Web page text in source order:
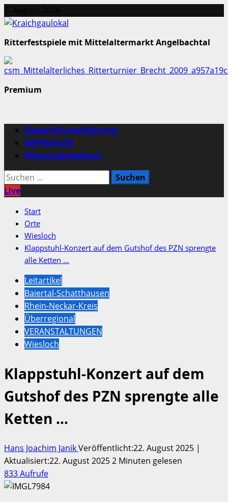
Inhalt
Ritterfestspiele mit Mittelaltermarkt Angelbachtal
Premium
Primäres
Menü
Datenschutzerklärung
IMPRESSUM
Wissensdatenbank
Suchen
nach:
Live
Start
Orte
Wiesloch
Klappstuhl-Konzert auf dem Gutshof des PZN sprengte
alle Ketten …
Leitartikel
Baiertal-Schatthausen
Rhein-Neckar-Kreis
Überregional
VERANSTALTUNGEN
Wiesloch
Klappstuhl-Konzert auf dem
Gutshof des PZN sprengte alle
Ketten …
Hans Joachim JanikVeröffentlicht:22. August 2025 |
Aktualisiert:22. August 20252 Minuten gelesen
833 Aufrufe